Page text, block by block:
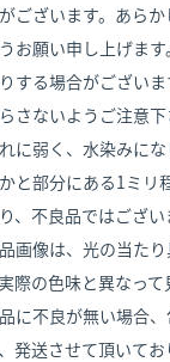
ございます。あら
お願い申し上げます
する場合がござい
さないようご注意
に弱く、水染みに
と部分にある1ミリ
、不良品ではござい
画像は、光の当た
際の色味と異なって
に不良が無い場合
発送させて頂いてお